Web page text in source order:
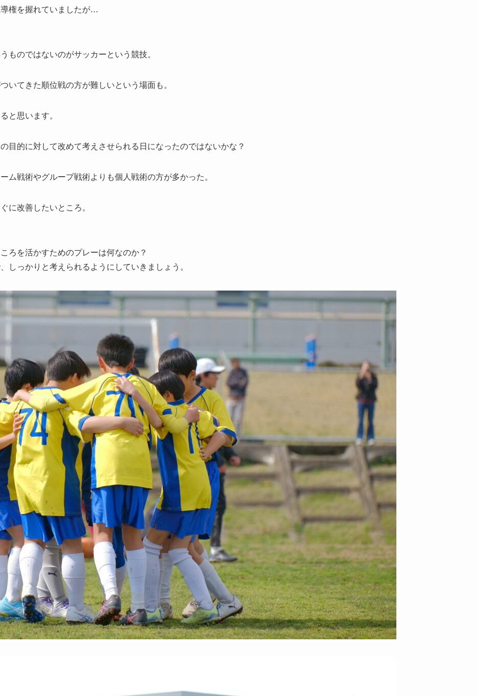
権を握れていましたが…
ものではないのがサッカーという競技。
いてきた順位戦の方が難しいという場面も。
と思います。
目的に対して改めて考えさせられる日になったのではないかな？
ム戦術やグループ戦術よりも個人戦術の方が多かった。
に改善したいところ。
ろを活かすためのプレーは何なのか？
しっかりと考えられるようにしていきましょう。